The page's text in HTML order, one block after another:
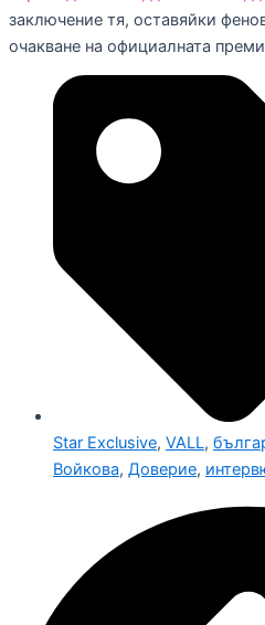
заключение тя, оставяйки
очакване на официалната
Star Exclusive, VALL,
Войкова, Доверие,